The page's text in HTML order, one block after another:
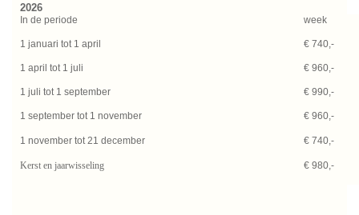
2026
In de periode week
1 januari tot 1 april € 740,-
1 april tot 1 juli € 960,-
1 juli tot 1 september € 990,-
1 september tot 1 november € 960,-
1 november tot 21 december € 740,-
Kerst en jaarwisseling € 980,-